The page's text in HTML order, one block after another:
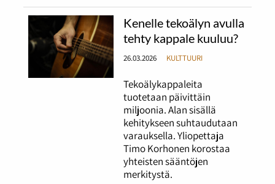
Kenelle tekoälyn avulla
tehty kappale kuuluu?
26.03.2026 KULTTUURI
Tekoälykappaleita
tuotetaan päivittäin
miljoonia. Alan sisällä
kehitykseen suhtaudutaan
varauksella. Yliopettaja
Timo Korhonen korostaa
yhteisten sääntöjen
merkitystä.